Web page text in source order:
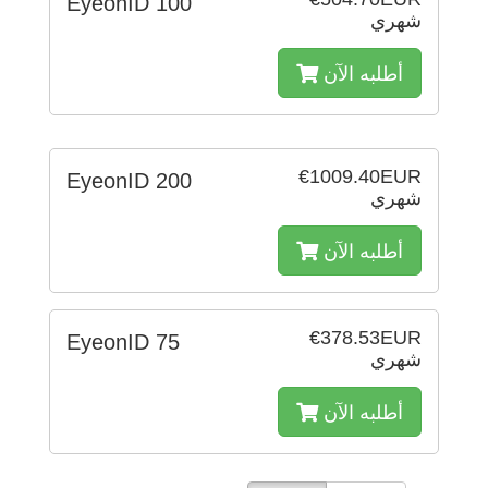
شهري
أطلبه الآن
€1009.40EUR
شهري
EyeonID 200
أطلبه الآن
€378.53EUR
شهري
EyeonID 75
أطلبه الآن